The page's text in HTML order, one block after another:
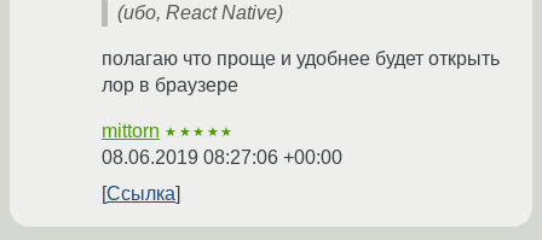
(ибо, React Native)
полагаю что проще и удобнее будет открыть
лор в браузере
mittorn ★★★★★
08.06.2019 08:27:06 +00:00
Ссылка